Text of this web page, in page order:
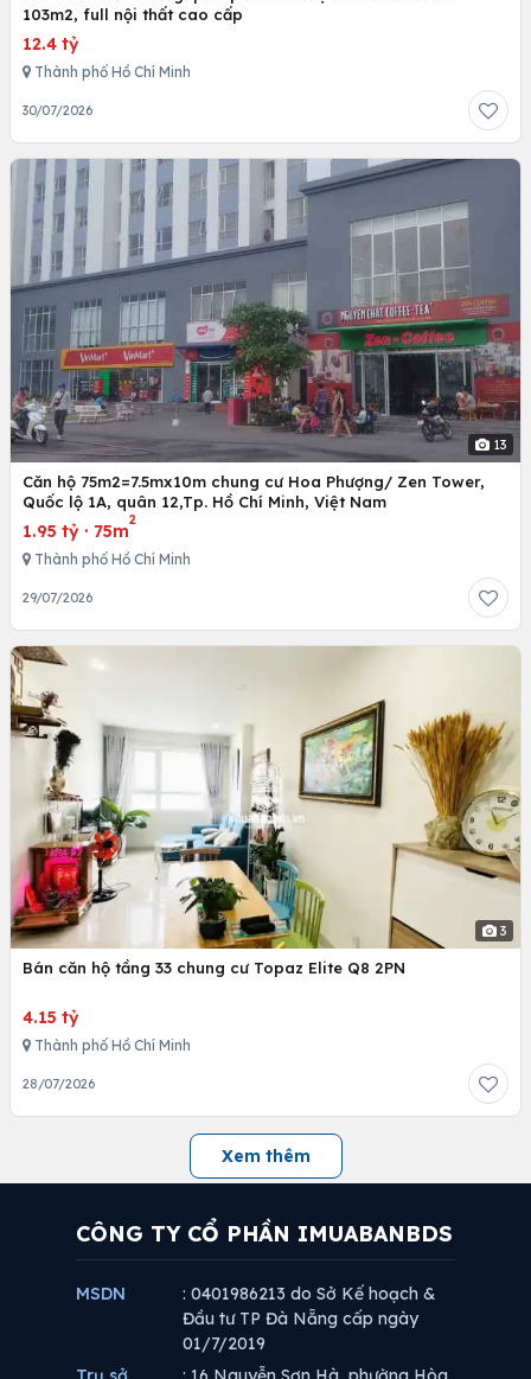
103m2, full nội thất cao cấp
12.4 tỷ
Thành phố Hồ Chí Minh
30/07/2026
13
Căn hộ 75m2=7.5mx10m chung cư Hoa Phượng/ Zen Tower,
Quốc lộ 1A, quân 12,Tp. Hồ Chí Minh, Việt Nam
1.95 tỷ · 75m
2
Thành phố Hồ Chí Minh
29/07/2026
3
Bán căn hộ tầng 33 chung cư Topaz Elite Q8 2PN
4.15 tỷ
Thành phố Hồ Chí Minh
28/07/2026
Xem thêm
CÔNG TY CỔ PHẦN IMUABANBDS
MSDN
: 0401986213 do Sở Kế hoạch &
Đầu tư TP Đà Nẵng cấp ngày
01/7/2019